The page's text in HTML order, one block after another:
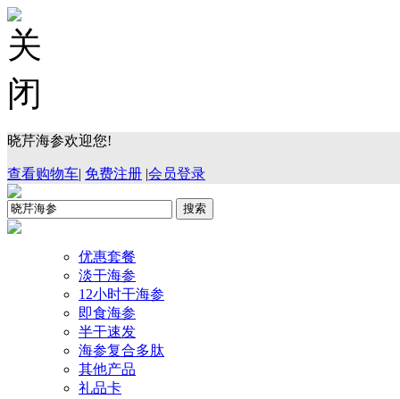
晓芹海参欢迎您!
查看购物车| 免费注册 |会员登录
优惠套餐
淡干海参
12小时干海参
即食海参
半干速发
海参复合多肽
其他产品
礼品卡